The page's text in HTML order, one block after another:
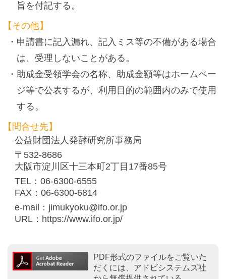
旨を付記する。
【その他】
申請書に記入漏れ、記入ミス等の不備がある場合
は、受理しないことがある。
助成金受領学会の名称、助成金額等はホームペー
ジ等で公表するが、利用目的の範囲内のみで使用
する。
【問合せ先】
公益財団法人発酵研究所事務局
〒532-8686
大阪市淀川区十三本町2丁目17番85号
TEL：06-6300-6555
FAX：06-6300-6814
e-mail：jimukyoku@ifo.or.jp
URL：https://www.ifo.or.jp/
PDF形式のファイルをご覧いた
だくには、アドビシステムズ社